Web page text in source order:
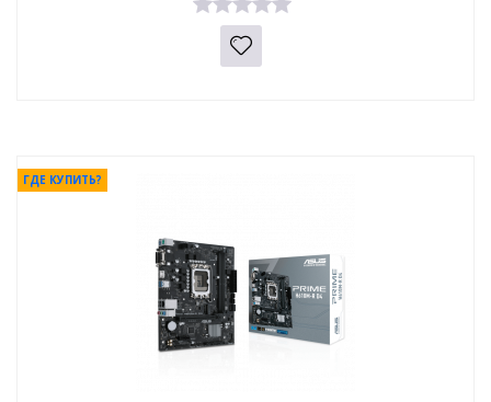
ГДЕ КУПИТЬ?